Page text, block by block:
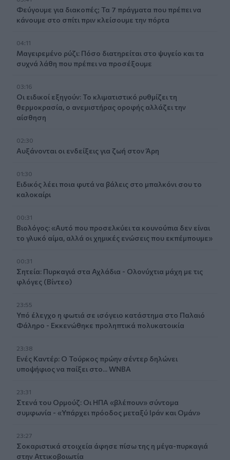
Φεύγουμε για διακοπές; Τα 7 πράγματα που πρέπει να
κάνουμε στο σπίτι πριν κλείσουμε την πόρτα
04:11
Μαγειρεμένο ρύζι: Πόσο διατηρείται στο ψυγείο και τα
συχνά λάθη που πρέπει να προσέξουμε
03:16
Οι ειδικοί εξηγούν: Το κλιματιστικό ρυθμίζει τη
θερμοκρασία, ο ανεμιστήρας οροφής αλλάζει την
αίσθηση
02:30
Αυξάνονται οι ενδείξεις για ζωή στον Άρη
01:30
Ειδικός λέει ποια φυτά να βάλεις στο μπαλκόνι σου το
καλοκαίρι
00:31
Βιολόγος: «Αυτό που προσελκύει τα κουνούπια δεν είναι
το γλυκό αίμα, αλλά οι χημικές ενώσεις που εκπέμπουμε»
00:31
Σητεία: Πυρκαγιά στα Αχλάδια - Ολονύχτια μάχη με τις
φλόγες (Βίντεο)
23:55
Υπό έλεγχο η φωτιά σε ισόγειο κατάστημα στο Παλαιό
Φάληρο - Εκκενώθηκε προληπτικά πολυκατοικία
23:38
Ενές Καντέρ: Ο Τούρκος πρώην σέντερ δηλώνει
υποψήφιος να παίξει στο... WNBA
23:31
Στενά του Ορμούζ: Οι ΗΠΑ «βλέπουν» σύντομα
συμφωνία - «Υπάρχει πρόοδος μεταξύ Ιράν και Ομάν»
23:27
Σοκαριστικά στοιχεία άφησε πίσω της η μέγα-πυρκαγιά
στην Αττικοβοιωτία